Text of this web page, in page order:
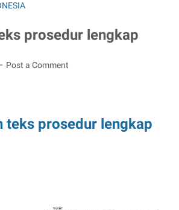
prosedur lengkap
Post a Comment
teks prosedur lengkap